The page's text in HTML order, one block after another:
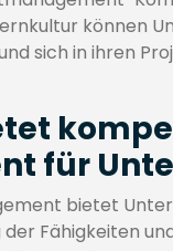
können
sich in ihren
für
bietet
Fähigkeiten